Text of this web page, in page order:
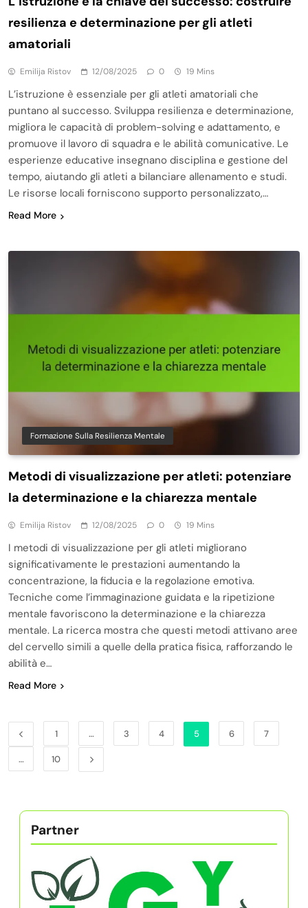
resilienza e determinazione per gli atleti
amatoriali
Emilija Ristov 12/08/2025 0 19 Mins
L’istruzione è essenziale per gli atleti amatoriali che
puntano al successo. Sviluppa resilienza e determinazione,
migliora le capacità di problem-solving e adattamento, e
promuove il lavoro di squadra e le abilità comunicative. Le
esperienze educative insegnano disciplina e gestione del
tempo, aiutando gli atleti a bilanciare allenamento e studi.
Le risorse locali forniscono supporto personalizzato,…
Read More
Formazione Sulla Resilienza Mentale
Metodi di visualizzazione per atleti: potenziare
la determinazione e la chiarezza mentale
Emilija Ristov 12/08/2025 0 19 Mins
I metodi di visualizzazione per gli atleti migliorano
significativamente le prestazioni aumentando la
concentrazione, la fiducia e la regolazione emotiva.
Tecniche come l’immaginazione guidata e la ripetizione
mentale favoriscono la determinazione e la chiarezza
mentale. La ricerca mostra che questi metodi attivano aree
del cervello simili a quelle della pratica fisica, rafforzando le
abilità e…
Read More
1 … 3 4 5 6 7
… 10
Partner